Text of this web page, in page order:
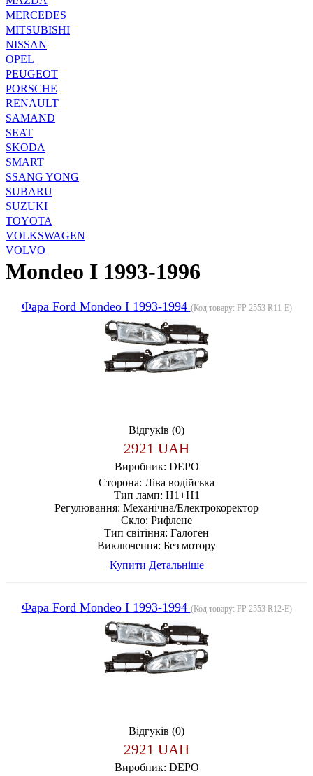
MERCEDES
MITSUBISHI
NISSAN
OPEL
PEUGEOT
PORSCHE
RENAULT
SAMAND
SEAT
SKODA
SMART
SSANG YONG
SUBARU
SUZUKI
TOYOTA
VOLKSWAGEN
VOLVO
Mondeo I 1993-1996
Фара Ford Mondeo I 1993-1994 (Код товару: FP 2553 R11-E)
Відгуків (0)
2921 UAH
Виробник: DEPO
Сторона: Ліва водійська
Тип ламп: H1+H1
Регулювання: Механічна/Електрокоректор
Скло: Рифлене
Тип світіння: Галоген
Виключення: Без мотору
Купити Детальніше
Фара Ford Mondeo I 1993-1994 (Код товару: FP 2553 R12-E)
Відгуків (0)
2921 UAH
Виробник: DEPO